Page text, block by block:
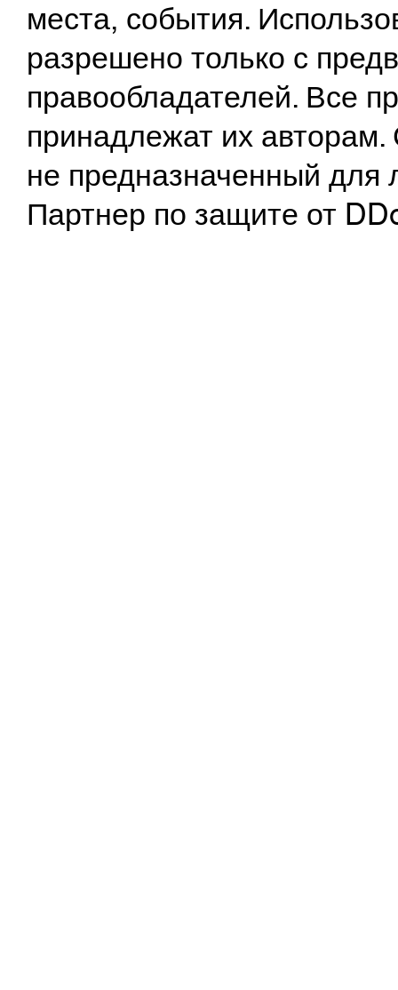
места, события.
разрешено только с
правообладателей. Все
принадлежат их
не предназначенный
Партнер по защите от